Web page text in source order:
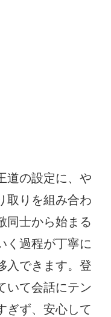
道の設定に、や
取りを組み合わ
同士から始まる
く過程が丁寧に
入できます。登
いて会話にテン
ぎず、安心して